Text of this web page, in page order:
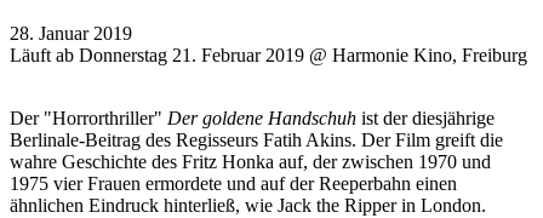
28. Januar 2019
Läuft ab Donnerstag 21. Februar 2019 @ Harmonie Kino, Freiburg
Der "Horrorthriller" Der goldene Handschuh ist der diesjährige
Berlinale-Beitrag des Regisseurs Fatih Akins. Der Film greift die
wahre Geschichte des Fritz Honka auf, der zwischen 1970 und
1975 vier Frauen ermordete und auf der Reeperbahn einen
ähnlichen Eindruck hinterließ, wie Jack the Ripper in London.